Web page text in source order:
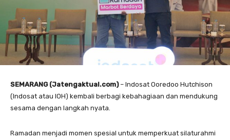
SEMARANG (Jatengaktual.com)– Indosat Ooredoo Hutchison
(Indosat atau IOH) kembali berbagi kebahagiaan dan mendukung
sesama dengan langkah nyata.
Ramadan menjadi momen spesial untuk memperkuat silaturahmi